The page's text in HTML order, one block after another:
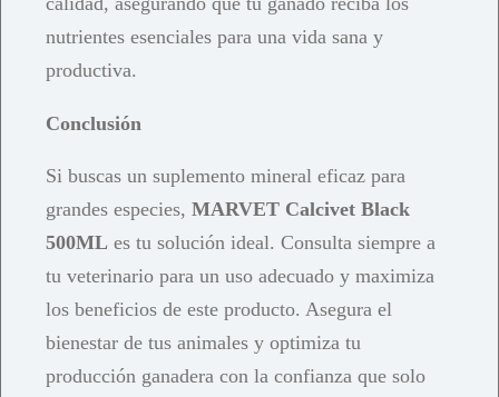
nutrientes esenciales para una vida sana y
productiva.
Conclusión
Si buscas un suplemento mineral eficaz para
grandes especies, MARVET Calcivet Black
500ML es tu solución ideal. Consulta siempre a
tu veterinario para un uso adecuado y maximiza
los beneficios de este producto. Asegura el
bienestar de tus animales y optimiza tu
producción ganadera con la confianza que solo